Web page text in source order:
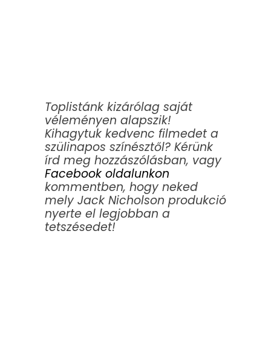
Toplistánk kizárólag saját
véleményen alapszik!
Kihagytuk kedvenc filmedet a
szülinapos színésztől? Kérünk
írd meg hozzászólásban, vagy
Facebook oldalunkon
kommentben, hogy neked
mely Jack Nicholson produkció
nyerte el legjobban a
tetszésedet!